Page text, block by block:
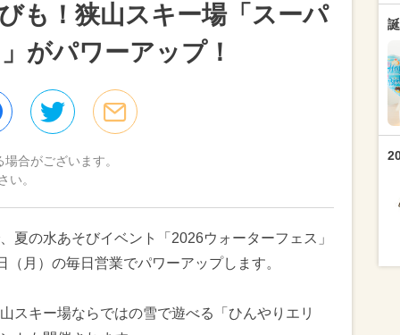
も！狭山スキー場「スーパ
がパワーアップ！
合がございます。
い。
夏の水あそびイベント「2026ウォーターフェス」
月）の毎日営業でパワーアップします。
スキー場ならではの雪で遊べる「ひんやりエリ